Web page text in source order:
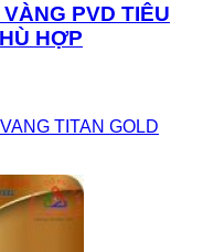
PVD TIÊU
HỢP
TITAN GOLD